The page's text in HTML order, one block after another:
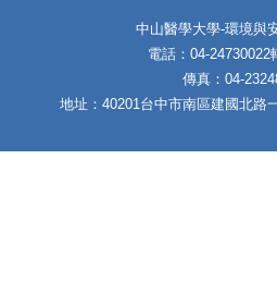
中山醫學大學-環境與
電話：04-24730022
傳真：04-
地址：40201台中市南區建國北路